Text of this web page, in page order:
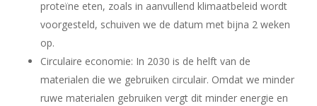
proteïne eten, zoals in aanvullend klimaatbeleid wordt
voorgesteld, schuiven we de datum met bijna 2 weken
op.
Circulaire economie: In 2030 is de helft van de
materialen die we gebruiken circulair. Omdat we minder
ruwe materialen gebruiken vergt dit minder energie en